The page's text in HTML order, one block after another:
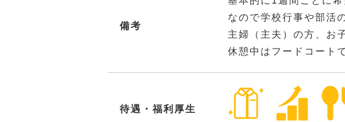
備考
なので学校行事や部活
主婦（主夫）の方、お
休憩中はフードコート
待遇・福利厚生